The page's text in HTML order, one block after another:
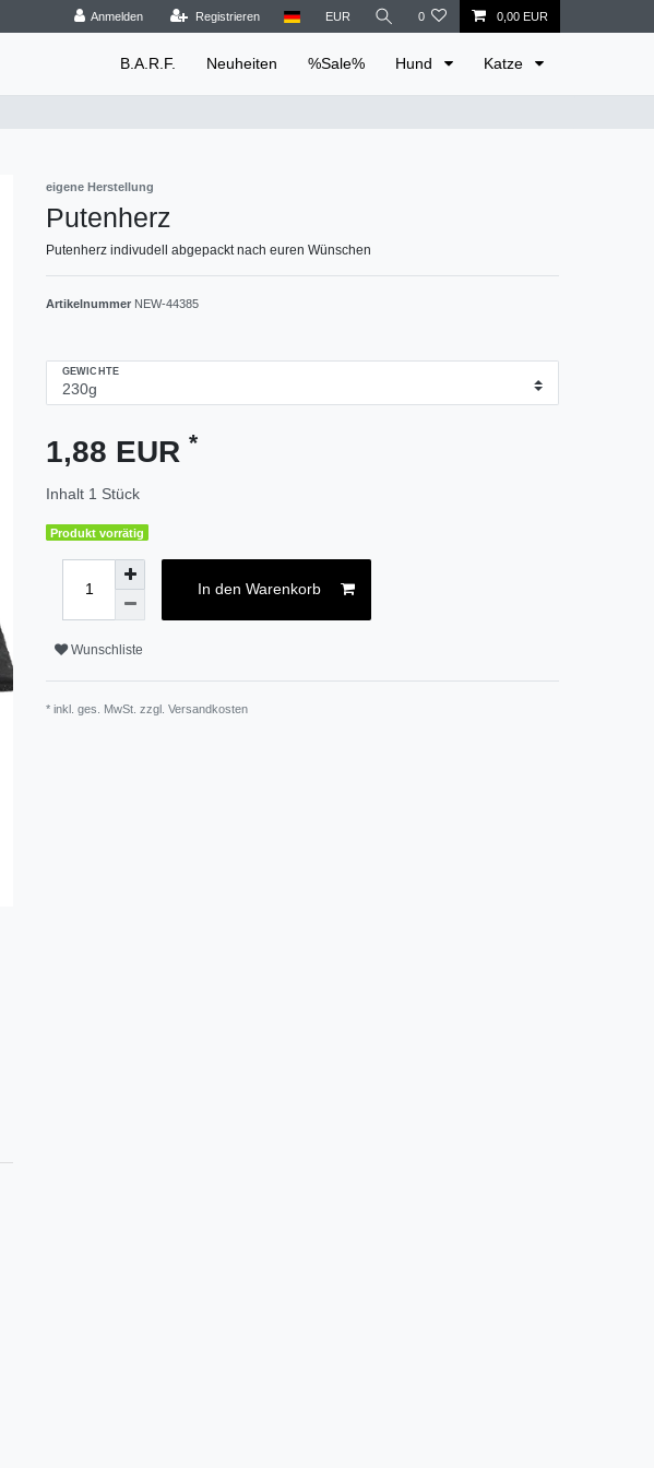
Anmelden Registrieren EUR 0 0,00 EUR
B.A.R.F. Neuheiten %Sale% Hund Katze
eigene Herstellung
Putenherz
Putenherz indivudell abgepackt nach euren Wünschen
Artikelnummer NEW-44385
GEWICHTE
1,88 EUR *
Inhalt 1 Stück
Produkt vorrätig
In den Warenkorb
Wunschliste
* inkl. ges. MwSt. zzgl. Versandkosten